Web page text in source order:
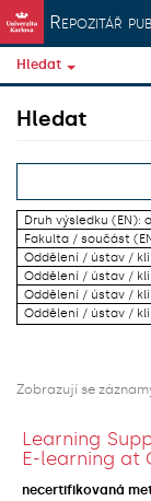
Přeskočit na obsah
Repozitář
Hledat
Hledat
Druh výsledku (EN):
Fakulta / součást
Oddělení / ústav /
Oddělení / ústav /
Oddělení / ústav /
Oddělení / ústav /
Zobrazují se záznamy
Learning
E-learning at
necertifikovaná